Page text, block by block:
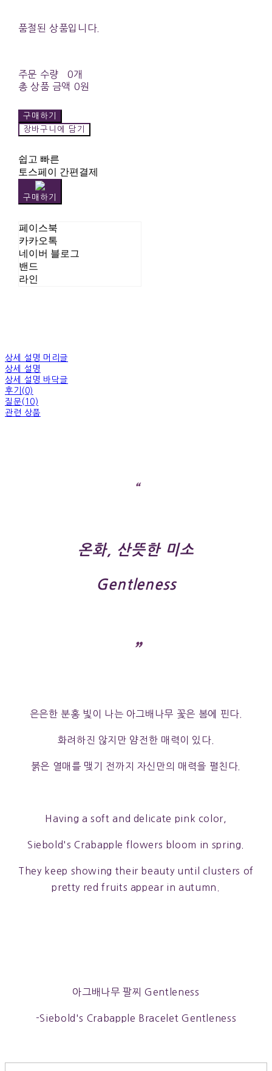
품절된 상품입니다.
주문 수량
0개
총 상품 금액 0원
구매하기
장바구니에 담기
쉽고 빠른
토스페이 간편결제
구매하기
페이스북
카카오톡
네이버 블로그
밴드
라인
상세 설명 머리글
상세 설명
상세 설명 바닥글
후기(0)
질문(10)
관련 상품
“
온화, 산뜻한 미소
Gentleness
”
은은한 분홍 빛이 나는 아그배나무 꽃은 봄에 핀다.
화려하진 않지만 얌전한 매력이 있다.
붉은 열매를 맺기 전까지 자신만의 매력을 펼친다.
Having a soft and delicate pink color,
Siebold's Crabapple flowers bloom in spring.
They keep showing their beauty until clusters of
pretty red fruits appear in autumn.
아그배나무 팔찌 Gentleness
-Siebold's Crabapple Bracelet Gentleness